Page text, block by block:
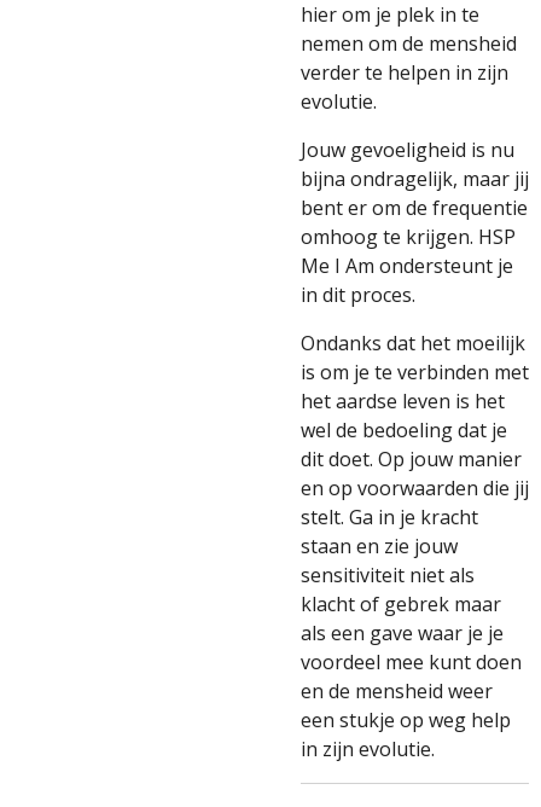
hier om je plek in te
nemen om de mensheid
verder te helpen in zijn
evolutie.
Jouw gevoeligheid is nu
bijna ondragelijk, maar jij
bent er om de frequentie
omhoog te krijgen. HSP
Me I Am ondersteunt je
in dit proces.
Ondanks dat het moeilijk
is om je te verbinden met
het aardse leven is het
wel de bedoeling dat je
dit doet. Op jouw manier
en op voorwaarden die jij
stelt. Ga in je kracht
staan en zie jouw
sensitiviteit niet als
klacht of gebrek maar
als een gave waar je je
voordeel mee kunt doen
en de mensheid weer
een stukje op weg help
in zijn evolutie.